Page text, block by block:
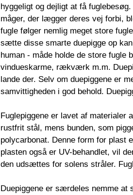
hyggeligt og dejligt at få
måger, der lægger deres vej forbi,
fugle følger nemlig meget store
sætte disse smarte duepigge op
human - måde holde de store fugle
vindueskarme, rækværk m.m.
lande der. Selv om duepiggene er
samvittigheden i god behold.
Fuglepiggene er lavet af materialer
rustfrit stål, mens bunden, som
polycarbonat. Denne form for plast
plasten også er UV-behandlet, vil
den udsættes for solens stråler.
Duepiggene er særdeles nemme